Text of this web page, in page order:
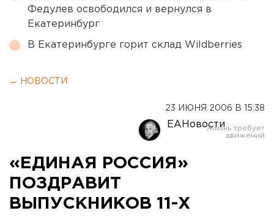
Федулев освободился и вернулся в
Екатеринбург
В Екатеринбурге горит склад Wildberries
← НОВОСТИ
23 ИЮНЯ 2006 В 15:38
ЕАНовости
«ЕДИНАЯ РОССИЯ»
ПОЗДРАВИТ
ВЫПУСКНИКОВ 11-Х